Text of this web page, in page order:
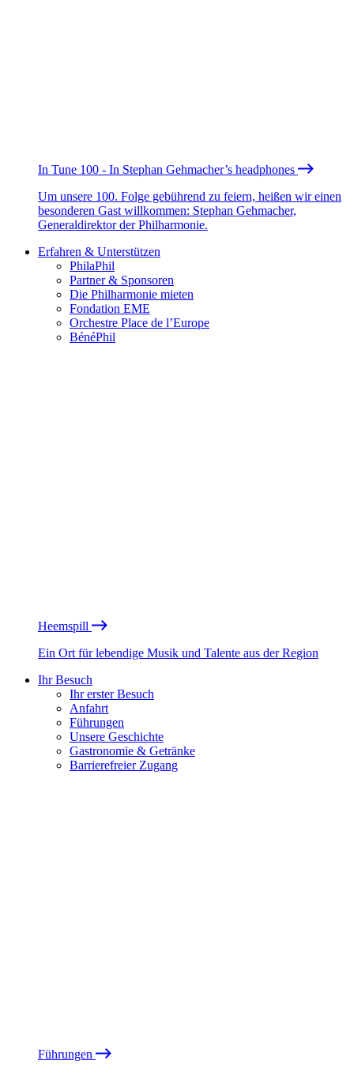
In Tune 100 - In Stephan Gehmacher’s headphones
Um unsere 100. Folge gebührend zu feiern, heißen wir einen
besonderen Gast willkommen: Stephan Gehmacher,
Generaldirektor der Philharmonie.
Erfahren & Unterstützen
PhilaPhil
Partner & Sponsoren
Die Philharmonie mieten
Fondation EME
Orchestre Place de l’Europe
BénéPhil
Heemspill
Ein Ort für lebendige Musik und Talente aus der Region
Ihr Besuch
Ihr erster Besuch
Anfahrt
Führungen
Unsere Geschichte
Gastronomie & Getränke
Barrierefreier Zugang
Führungen